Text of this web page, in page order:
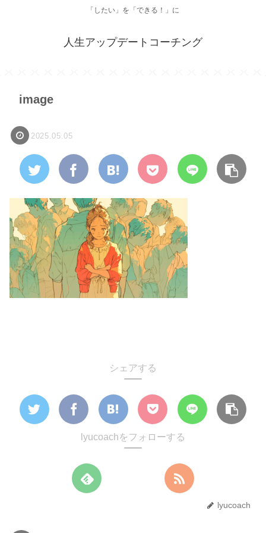
「したい」を「できる！」に
人生アップデートコーチング
image
2025.05.05
シェアする
lyucoachをフォローする
lyucoach